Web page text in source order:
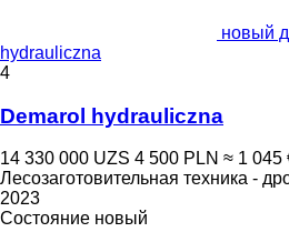
новый
hydrauliczna
4
Demarol hydrauliczna
14 330 000 UZS 4 500 PLN ≈ 1 045
Лесозаготовительная техника -
2023
Состояние новый